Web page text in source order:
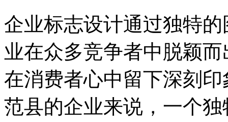
企业标志设计通过独特
业在众多竞争者中脱颖
在消费者心中留下深刻
范县的企业来说，一个